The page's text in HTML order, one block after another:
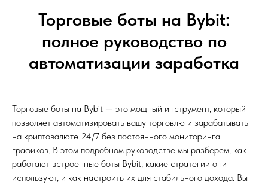
Торговые боты на Bybit:
полное руководство по
автоматизации заработка
Торговые боты на Bybit — это мощный инструмент, который
позволяет автоматизировать вашу торговлю и зарабатывать
на криптовалюте 24/7 без постоянного мониторинга
графиков. В этом подробном руководстве мы разберем, как
работают встроенные боты Bybit, какие стратегии они
используют, и как настроить их для стабильного дохода. Вы